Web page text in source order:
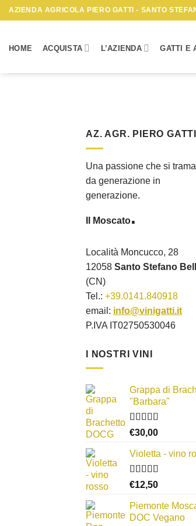
Skip
to
AZIENDA AGRICOLA PIERO GATTI - SANTO
HOME ACQUISTA L’AZIENDA GATTI E
AZ. AGR. PIERO GATTI
Una passione che si
da generazione in
generazione.
Il Moscato.
Località Moncucco, 28
12058 Santo Stefano
(CN)
Tel.: +39.0141.840918
email: info@vinigatti.it
P.IVA IT02750530046
I NOSTRI VINI
Grappa di
"Barbara"
Valutato
su 5
€30,00
Violetta - vino
Valutato
su
5
€12,50
Piemonte
DOC Vegano